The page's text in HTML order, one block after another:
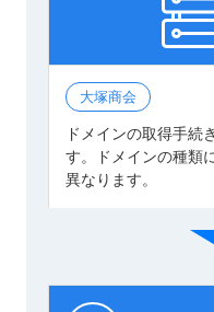
大塚商会
ドメインの取得手続
す。ドメインの種類
異なります。